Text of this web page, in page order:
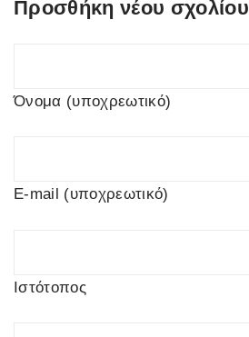
Προσθήκη νέου σχολίου
Όνομα (υποχρεωτικό)
E-mail (υποχρεωτικό)
Ιστότοπος